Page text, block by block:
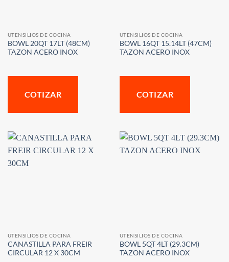
UTENSILIOS DE COCINA
BOWL 20QT 17LT (48CM)
TAZON ACERO INOX
COTIZAR
UTENSILIOS DE COCINA
BOWL 16QT 15.14LT (47CM)
TAZON ACERO INOX
COTIZAR
UTENSILIOS DE COCINA
CANASTILLA PARA FREIR
CIRCULAR 12 X 30CM
UTENSILIOS DE COCINA
BOWL 5QT 4LT (29.3CM)
TAZON ACERO INOX